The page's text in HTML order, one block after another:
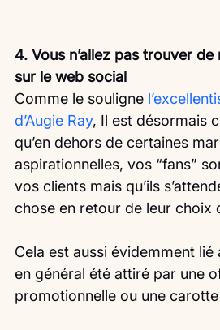
4. Vous n’allez pas trouver
sur le web social
Comme le souligne
d’Augie Ray, Il est désormais
qu’en dehors de certaines
aspirationnelles, vos “fans”
vos clients mais qu’ils
chose en retour de leur choix
Cela est aussi évidemment lié
en général été attiré par une
promotionnelle ou une